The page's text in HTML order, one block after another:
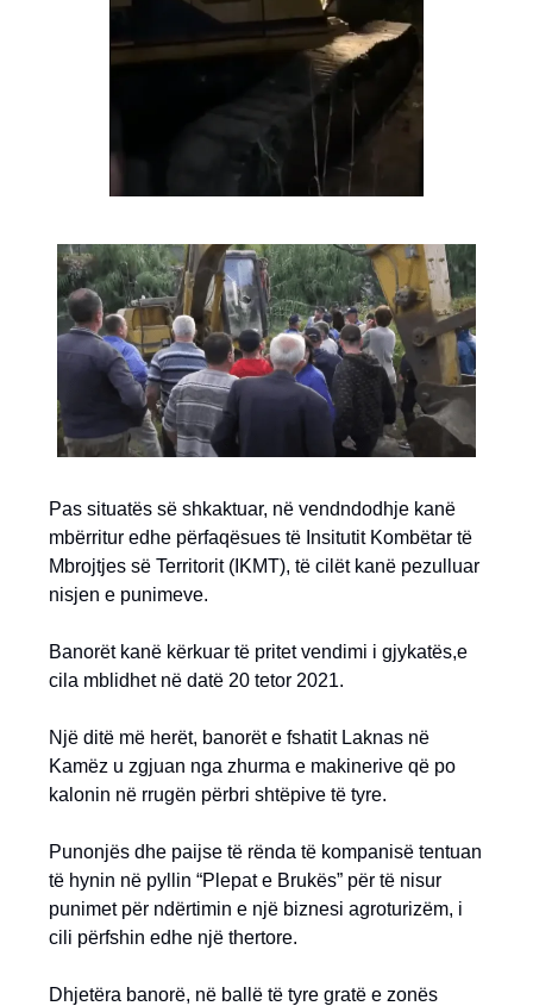
Pas situatës së shkaktuar, në vendndodhje kanë
mbërritur edhe përfaqësues të Insitutit Kombëtar të
Mbrojtjes së Territorit (IKMT), të cilët kanë pezulluar
nisjen e punimeve.
Banorët kanë kërkuar të pritet vendimi i gjykatës,e
cila mblidhet në datë 20 tetor 2021.
Një ditë më herët, banorët e fshatit Laknas në
Kamëz u zgjuan nga zhurma e makinerive që po
kalonin në rrugën përbri shtëpive të tyre.
Punonjës dhe paijse të rënda të kompanisë tentuan
të hynin në pyllin “Plepat e Brukës” për të nisur
punimet për ndërtimin e një biznesi agroturizëm, i
cili përfshin edhe një thertore.
Dhjetëra banorë, në ballë të tyre gratë e zonës